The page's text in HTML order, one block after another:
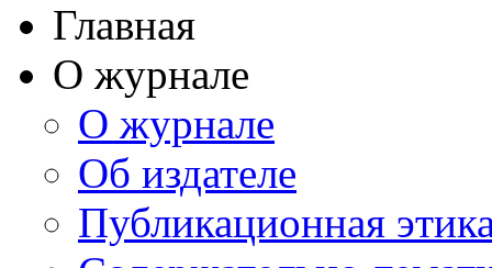
Главная
О журнале
О журнале
Об издателе
Публикационная